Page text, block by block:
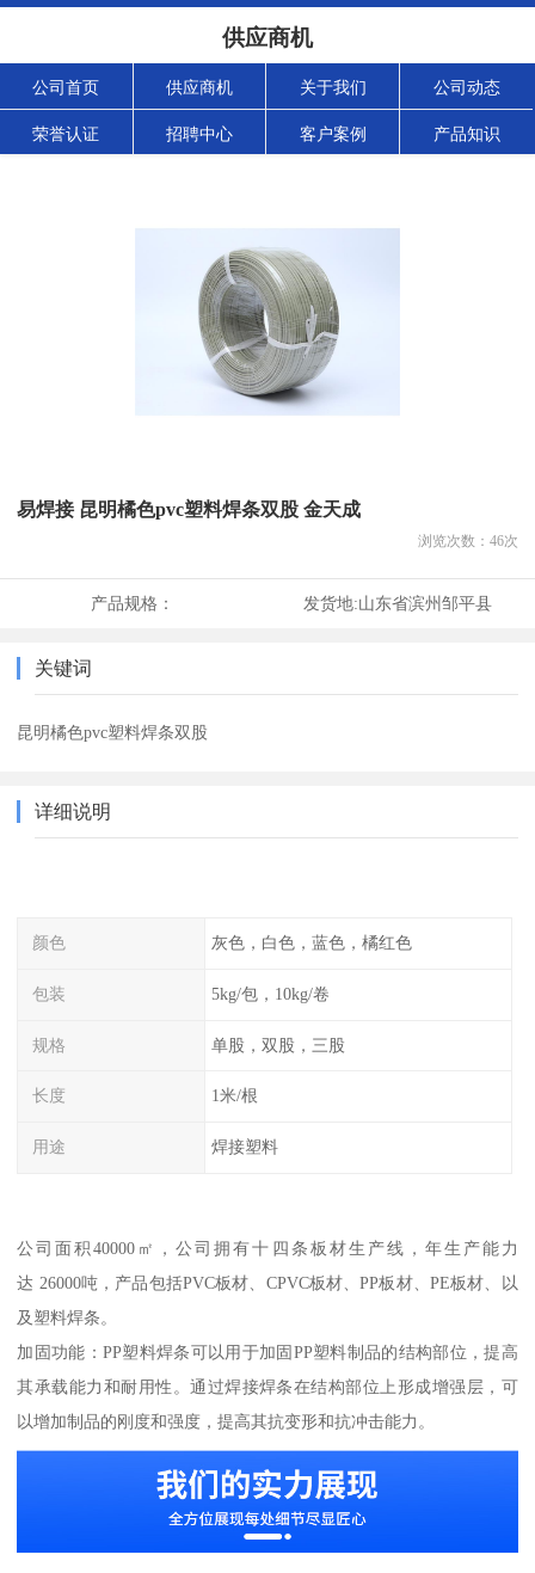
供应商机
公司首页 供应商机 关于我们 公司动态
荣誉认证 招聘中心 客户案例 产品知识
易焊接 昆明橘色pvc塑料焊条双股 金天成
浏览次数： 46次
产品规格： 发货地:山东省滨州邹平县
关键词
昆明橘色pvc塑料焊条双股
详细说明
颜色 灰色，白色，蓝色，橘红色
包装 5kg/包，10kg/卷
规格 单股，双股，三股
长度 1米/根
用途 焊接塑料
公司面积40000㎡，公司拥有十四条板材生产线，年生产能力
达 26000吨，产品包括PVC板材、CPVC板材、PP板材、PE板材、以
及塑料焊条。
加固功能：PP塑料焊条可以用于加固PP塑料制品的结构部位，提高
其承载能力和耐用性。通过焊接焊条在结构部位上形成增强层，可
以增加制品的刚度和强度，提高其抗变形和抗冲击能力。